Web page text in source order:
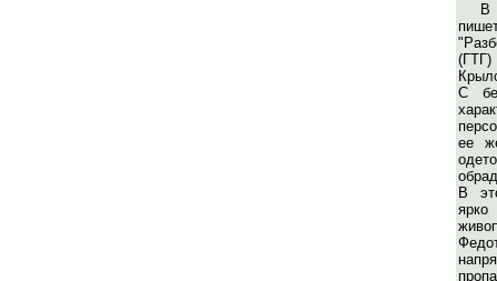
В
С
ее
В